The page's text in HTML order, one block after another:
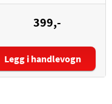
399,-
Størrelse:
Legg i handlevogn